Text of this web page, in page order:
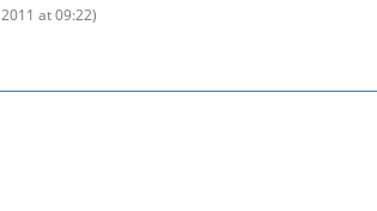
at 09:22)